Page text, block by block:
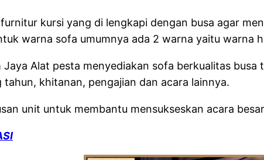
kursi yang di lengkapi dengan busa agar
warna sofa umumnya ada 2 warna yaitu warna
Jaya Alat pesta menyediakan sofa berkualitas
tahun, khitanan, pengajian dan acara lainnya.
unit untuk membantu mensukseskan acara